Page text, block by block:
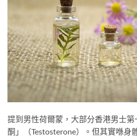
提到男性荷爾蒙，大部分香港男士
酮」（Testosterone）。但其實喺身